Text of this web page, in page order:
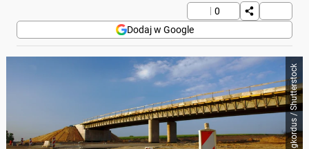
0
Dodaj w Google
gkordus / Shutterstock